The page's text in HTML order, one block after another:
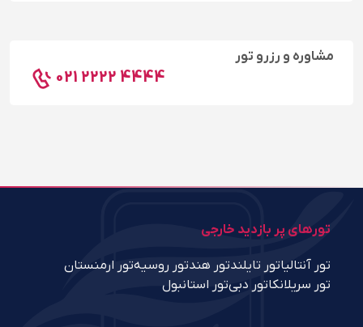
مشاوره و رزرو تور
021 2222 4444
تورهای پر بازدید خارجی
تور آنتالیاتور تایلندتور هندتور روسیهتور ارمنستان
تور سریلانکاتور دبیتور استانبول